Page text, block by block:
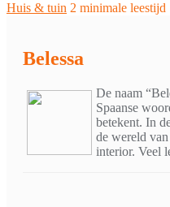
Huis & tuin 2 minimale leestijd
Belessa
De naam
Spaanse
betekent. In
de wereld
interior. Veel